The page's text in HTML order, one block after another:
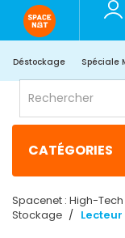
Déstockage Spéciale
CATÉGORIES
Spacenet : High-
Stockage